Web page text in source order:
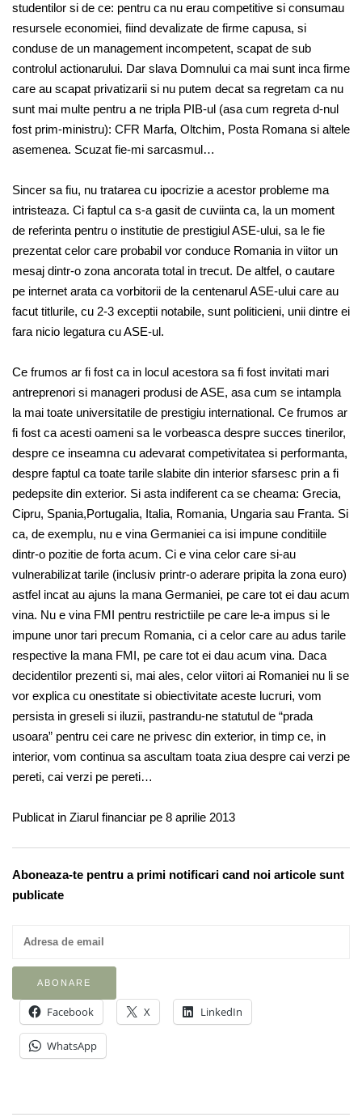
studentilor si de ce: pentru ca nu erau competitive si consumau
resursele economiei, fiind devalizate de firme capusa, si
conduse de un management incompetent, scapat de sub
controlul actionarului. Dar slava Domnului ca mai sunt inca firme
care au scapat privatizarii si nu putem decat sa regretam ca nu
sunt mai multe pentru a ne tripla PIB-ul (asa cum regreta d-nul
fost prim-ministru): CFR Marfa, Oltchim, Posta Romana si altele
asemenea. Scuzat fie-mi sarcasmul…
Sincer sa fiu, nu tratarea cu ipocrizie a acestor probleme ma
intristeaza. Ci faptul ca s-a gasit de cuviinta ca, la un moment
de referinta pentru o institutie de prestigiul ASE-ului, sa le fie
prezentat celor care probabil vor conduce Romania in viitor un
mesaj dintr-o zona ancorata total in trecut. De altfel, o cautare
pe internet arata ca vorbitorii de la centenarul ASE-ului care au
facut titlurile, cu 2-3 exceptii notabile, sunt politicieni, unii dintre ei
fara nicio legatura cu ASE-ul.
Ce frumos ar fi fost ca in locul acestora sa fi fost invitati mari
antreprenori si manageri produsi de ASE, asa cum se intampla
la mai toate universitatile de prestigiu international. Ce frumos ar
fi fost ca acesti oameni sa le vorbeasca despre succes tinerilor,
despre ce inseamna cu adevarat competivitatea si performanta,
despre faptul ca toate tarile slabite din interior sfarsesc prin a fi
pedepsite din exterior. Si asta indiferent ca se cheama: Grecia,
Cipru, Spania,Portugalia, Italia, Romania, Ungaria sau Franta. Si
ca, de exemplu, nu e vina Germaniei ca isi impune conditiile
dintr-o pozitie de forta acum. Ci e vina celor care si-au
vulnerabilizat tarile (inclusiv printr-o aderare pripita la zona euro)
astfel incat au ajuns la mana Germaniei, pe care tot ei dau acum
vina. Nu e vina FMI pentru restrictiile pe care le-a impus si le
impune unor tari precum Romania, ci a celor care au adus tarile
respective la mana FMI, pe care tot ei dau acum vina. Daca
decidentilor prezenti si, mai ales, celor viitori ai Romaniei nu li se
vor explica cu onestitate si obiectivitate aceste lucruri, vom
persista in greseli si iluzii, pastrandu-ne statutul de “prada
usoara” pentru cei care ne privesc din exterior, in timp ce, in
interior, vom continua sa ascultam toata ziua despre cai verzi pe
pereti, cai verzi pe pereti…
Publicat in Ziarul financiar pe 8 aprilie 2013
Aboneaza-te pentru a primi notificari cand noi articole sunt
publicate
Facebook X LinkedIn
WhatsApp